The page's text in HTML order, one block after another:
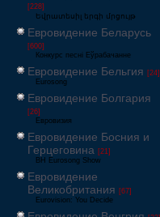
[228]
Եվրատեսիլ երգի մրցույթ
Евровидение Беларусь
[600]
Конкурс песні Еўрабачанне
Евровидение Бельгия [24]
Eurosong
Евровидение Болгария
[26]
Евровизия
Евровидение Босния и
Герцеговина [21]
BH Eurosong Show
Евровидение
Великобритания [67]
Eurovision: You Decide